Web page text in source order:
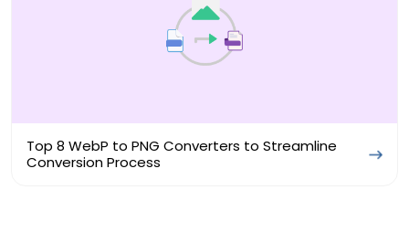
Top 8 WebP to PNG Converters to Streamline
Conversion Process